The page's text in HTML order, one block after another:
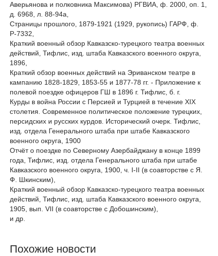
Аверьянова и полковника Максимова) РГВИА, ф. 2000, оп. 1,
д. 6968, л. 88-94а,
Страницы прошлого, 1879-1921 (1929, рукопись) ГАРФ, ф.
Р-7332,
Краткий военный обзор Кавказско-турецкого театра военных
действий, Тифлис, изд. штаба Кавказского военного округа,
1896,
Краткий обзор военных действий на Эриванском театре в
кампанию 1828-1829, 1853-55 и 1877-78 гг. - Приложение к
полевой поездке офицеров ГШ в 1896 г. Тифлис, б. г.
Курды в война России с Персией и Турцией в течение XIX
столетия. Современное политическое положение турецких,
персидских и русских курдов. Исторический очерк. Тифлис,
изд. отдела Генерального штаба при штабе Кавказского
военного округа, 1900
Отчёт о поездке по Северному Азербайджану в конце 1899
года, Тифлис, изд. отдела Генерального штаба при штабе
Кавказского военного округа, 1900, ч. I-II (в соавторстве с Я.
Ф. Шкинским),
Краткий военный обзор Кавказско-турецкого театра военных
действий, Тифлис, изд. штаба Кавказского военного округа,
1905, вып. VII (в соавторстве с Добошинским),
и др.
Похожие новости